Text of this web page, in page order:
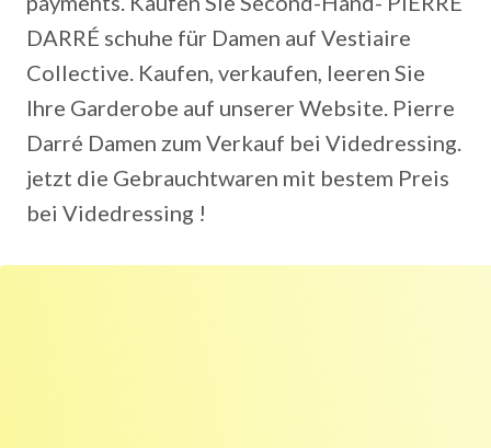
DARRÉ schuhe für Damen auf Vestiaire
Collective. Kaufen, verkaufen, leeren Sie
Ihre Garderobe auf unserer Website. Pierre
Darré Damen zum Verkauf bei Videdressing.
jetzt die Gebrauchtwaren mit bestem Preis
bei Videdressing !